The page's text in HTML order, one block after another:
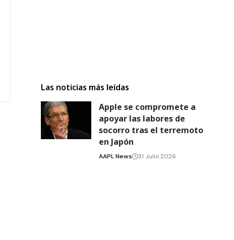
Las noticias más leídas
Apple se compromete a
apoyar las labores de
socorro tras el terremoto
en Japón
AAPL News 31 Julio 2026